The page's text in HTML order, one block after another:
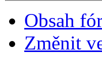
Obsah
Změnit